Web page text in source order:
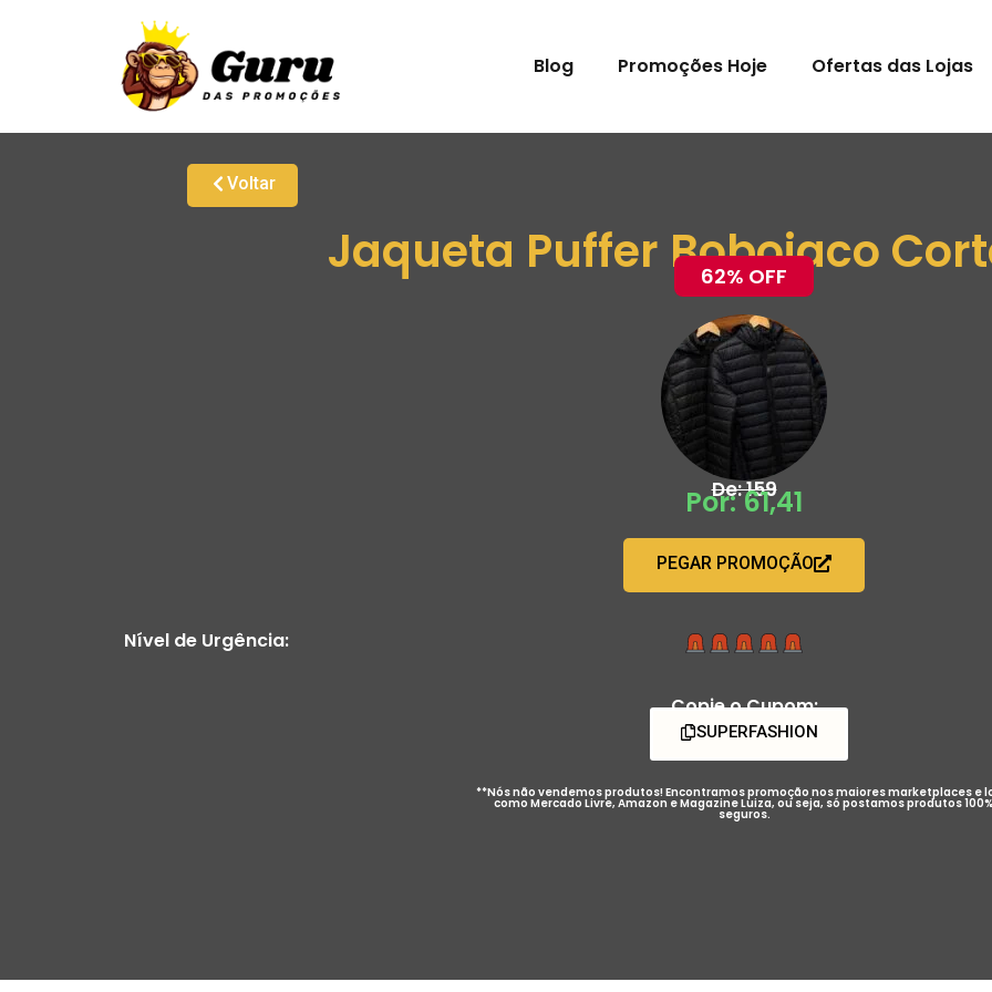
Blog Promoções Hoje Ofertas das Lojas
Voltar
Jaqueta Puffer Bobojaco
62% OFF
De: 159
Por: 61,41
PEGAR PROMOÇÃO
Nível de Urgência:
Copie o Cupom:
SUPERFASHION
**Nós não vendemos produtos! Encontramos promoção nos maiores marketplaces e
como Mercado Livre, Amazon e Magazine Luiza, ou seja, só postamos produtos 100%
seguros.